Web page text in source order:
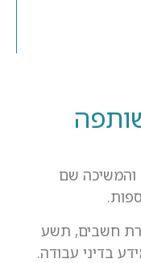
שם
עבדה בחברת חשבים, תשע
בדיני עבודה.